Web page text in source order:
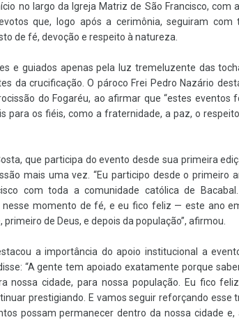
no largo da Igreja Matriz de São Francisco, com
que, logo após a cerimônia, seguiram
de fé, devoção e respeito à natureza.
e guiados apenas pela luz tremeluzente das
da crucificação. O pároco Frei Pedro Nazário
do Fogaréu, ao afirmar que “estes
para os fiéis, como a fraternidade, a paz, o
que participa do evento desde sua primeira
mais uma vez. “Eu participo desde o primeiro
com toda a comunidade católica de
nesse momento de fé, e eu fico feliz — este ano
primeiro de Deus, e depois da população”, afirmou.
a importância do apoio institucional a
“A gente tem apoiado exatamente porque
nossa cidade, para nossa população. Eu fico
prestigiando. E vamos seguir reforçando esse
possam permanecer dentro da nossa cidade